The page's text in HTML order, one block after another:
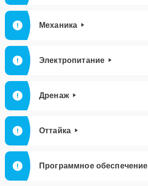
Механика
Электропитание
Дренаж
Оттайка
Программное обеспечение